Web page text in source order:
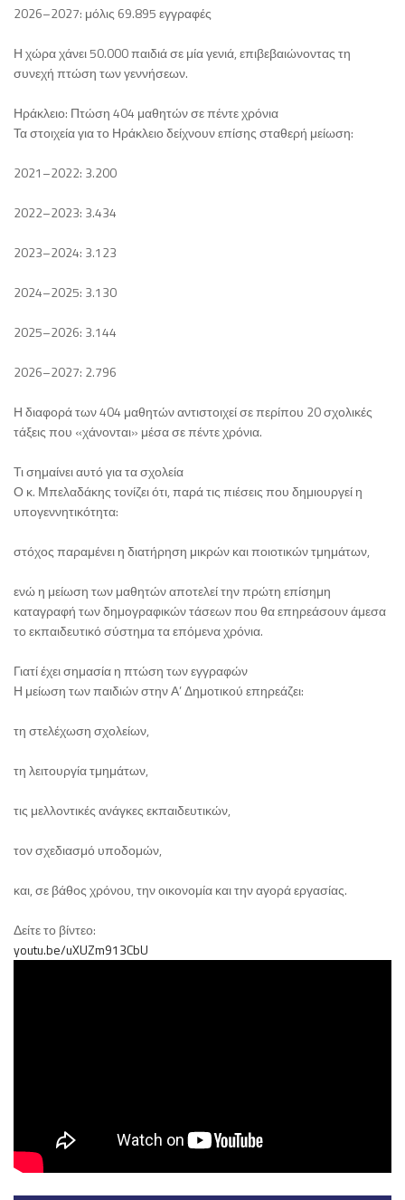
2026–2027: μόλις 69.895 εγγραφές
Η χώρα χάνει 50.000 παιδιά σε μία γενιά, επιβεβαιώνοντας τη
συνεχή πτώση των γεννήσεων.
Ηράκλειο: Πτώση 404 μαθητών σε πέντε χρόνια
Τα στοιχεία για το Ηράκλειο δείχνουν επίσης σταθερή μείωση:
2021–2022: 3.200
2022–2023: 3.434
2023–2024: 3.123
2024–2025: 3.130
2025–2026: 3.144
2026–2027: 2.796
Η διαφορά των 404 μαθητών αντιστοιχεί σε περίπου 20 σχολικές
τάξεις που «χάνονται» μέσα σε πέντε χρόνια.
Τι σημαίνει αυτό για τα σχολεία
Ο κ. Μπελαδάκης τονίζει ότι, παρά τις πιέσεις που δημιουργεί η
υπογεννητικότητα:
στόχος παραμένει η διατήρηση μικρών και ποιοτικών τμημάτων,
ενώ η μείωση των μαθητών αποτελεί την πρώτη επίσημη
καταγραφή των δημογραφικών τάσεων που θα επηρεάσουν άμεσα
το εκπαιδευτικό σύστημα τα επόμενα χρόνια.
Γιατί έχει σημασία η πτώση των εγγραφών
Η μείωση των παιδιών στην Α’ Δημοτικού επηρεάζει:
τη στελέχωση σχολείων,
τη λειτουργία τμημάτων,
τις μελλοντικές ανάγκες εκπαιδευτικών,
τον σχεδιασμό υποδομών,
και, σε βάθος χρόνου, την οικονομία και την αγορά εργασίας.
Δείτε το βίντεο:
youtu.be/uXUZm913CbU